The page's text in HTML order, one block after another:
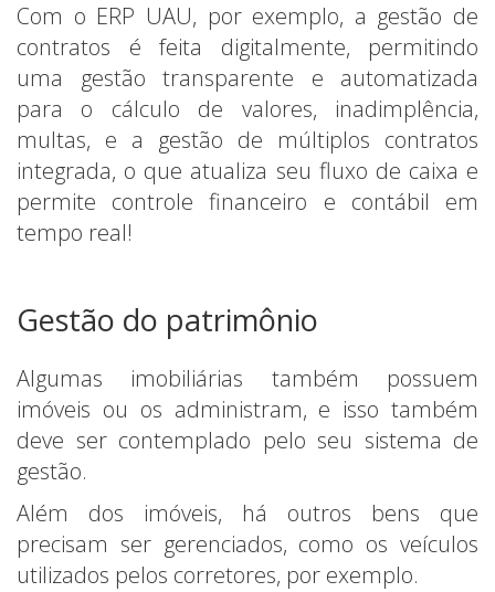
Com o ERP UAU, por exemplo, a gestão de
contratos é feita digitalmente, permitindo
uma gestão transparente e automatizada
para o cálculo de valores, inadimplência,
multas, e a gestão de múltiplos contratos
integrada, o que atualiza seu fluxo de caixa e
permite controle financeiro e contábil em
tempo real!
Gestão do patrimônio
Algumas imobiliárias também possuem
imóveis ou os administram, e isso também
deve ser contemplado pelo seu sistema de
gestão.
Além dos imóveis, há outros bens que
precisam ser gerenciados, como os veículos
utilizados pelos corretores, por exemplo.